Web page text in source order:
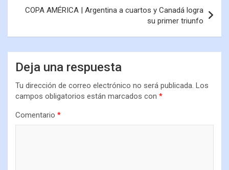
COPA AMÉRICA | Argentina a cuartos y Canadá logra
su primer triunfo
Deja una respuesta
Tu dirección de correo electrónico no será publicada. Los
campos obligatorios están marcados con *
Comentario *